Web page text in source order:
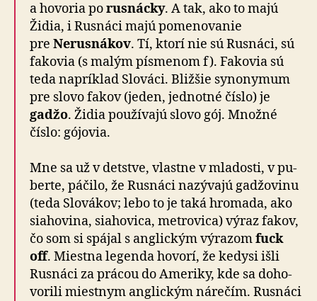
a ho­vo­ria porusnácky. A tak, ako to majú
Židia, i Rusnáci majú po­me­no­vanie
pre Nerusnákov. Tí, ktorí nie sú Rusnáci, sú
fakovia (s malým písmenom f). Fakovia sú
teda napríklad Slováci. Bližšie sy­no­ny­mum
pre slovo fakov (jeden, jednotné číslo) je
gadžo. Židia pou­ží­vajú slovo gój. Množné
číslo: gójovia.
Mne sa už v detstve, vlastne v mla­dosti, v pu­
berte, páčilo, že Rusnáci na­zý­vajú gadžo­vinu
(teda Slo­vákov; lebo to je taká hro­mada, ako
sia­ho­vina, sia­ho­vica, metro­vica) výraz fakov,
čo som si spájal s anglickým výrazomfuck
off. Miestna legenda hovorí, že kedysi išli
Rusnáci za prácou do Ame­riky, kde sa do­ho­
vo­rili miestnym anglickým nárečím. Rusnáci